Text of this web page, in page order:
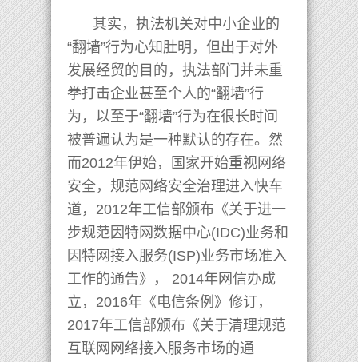
其实，执法机关对中小企业的
“翻墙”行为心知肚明，但出于对外
发展经贸的目的，执法部门并未重
拳打击企业甚至个人的“翻墙”行
为，以至于“翻墙”行为在很长时间
被普遍认为是一种默认的存在。然
而2012年伊始，国家开始重视网络
安全，规范网络安全治理进入快车
道，2012年工信部颁布《关于进一
步规范因特网数据中心(IDC)业务和
因特网接入服务(ISP)业务市场准入
工作的通告》， 2014年网信办成
立，2016年《电信条例》修订，
2017年工信部颁布《关于清理规范
互联网网络接入服务市场的通